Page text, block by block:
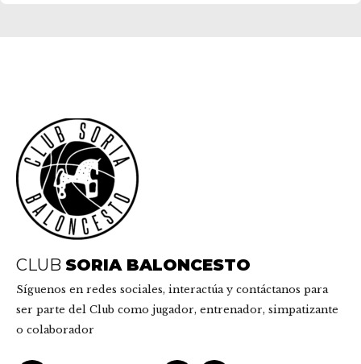
CLUB SORIA BALONCESTO
Síguenos en redes sociales, interactúa y contáctanos para
ser parte del Club como jugador, entrenador, simpatizante
o colaborador